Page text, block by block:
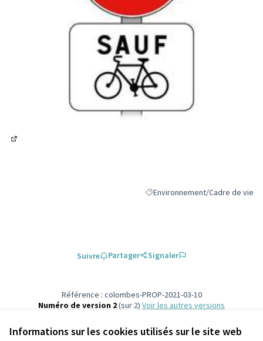
Informations sur les cookies utilisés sur le site web
Filtrer les résultats de la
Environnement/Cadre de vie
Suivre Partager Signaler
Référence : colombes-PROP-2021-03-10
Numéro de version 2(sur 2)
voir les autres versions